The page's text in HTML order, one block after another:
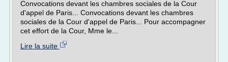
Convocations devant les chambres sociales de la Cour
d'appel de Paris... Convocations devant les chambres
sociales de la Cour d'appel de Paris... Pour accompagner
cet effort de la Cour, Mme le...
Lire la suite